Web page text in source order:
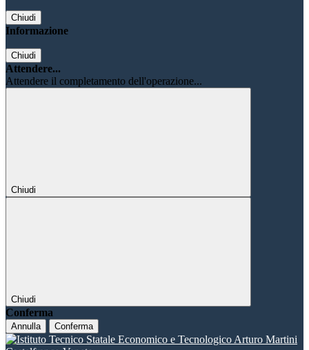
Chiudi
Informazione
Chiudi
Attendere...
Attendere il completamento dell'operazione...
Chiudi
Chiudi
Conferma
Annulla Conferma